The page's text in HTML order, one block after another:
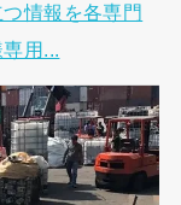
情報を各専門
用...